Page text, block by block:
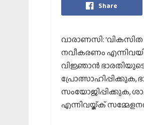
Share
വാരാണസി:
നവീകരണം
വിജ്ഞാൻ
പ്രോത്സാഹിപ്പിക്കുക,
സംയോജിപ്പിക്കുക,
എന്നിവയ്ക്ക്